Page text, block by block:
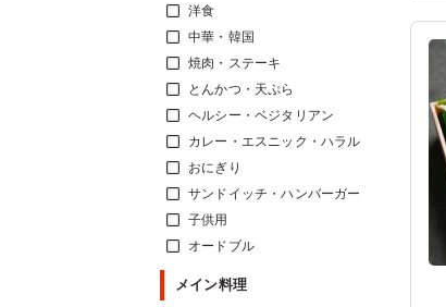
洋食
中華・韓国
焼肉・ステーキ
とんかつ・天ぷら
ヘルシー・ベジタリアン
カレー・エスニック・ハラル
おにぎり
サンドイッチ・ハンバーガー
子供用
オードブル
メイン料理